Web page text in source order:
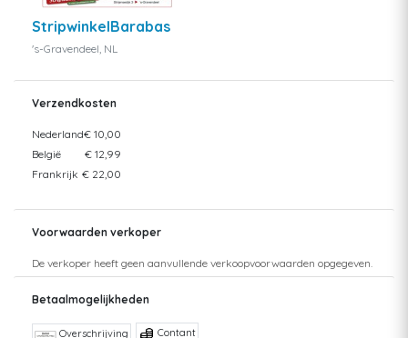
StripwinkelBarabas
's-Gravendeel, NL
Verzendkosten
Nederland€ 10,00
België
€ 12,99
Frankrijk € 22,00
Voorwaarden verkoper
De verkoper heeft geen aanvullende verkoopvoorwaarden opgegeven.
Betaalmogelijkheden
Overschrijving Contant